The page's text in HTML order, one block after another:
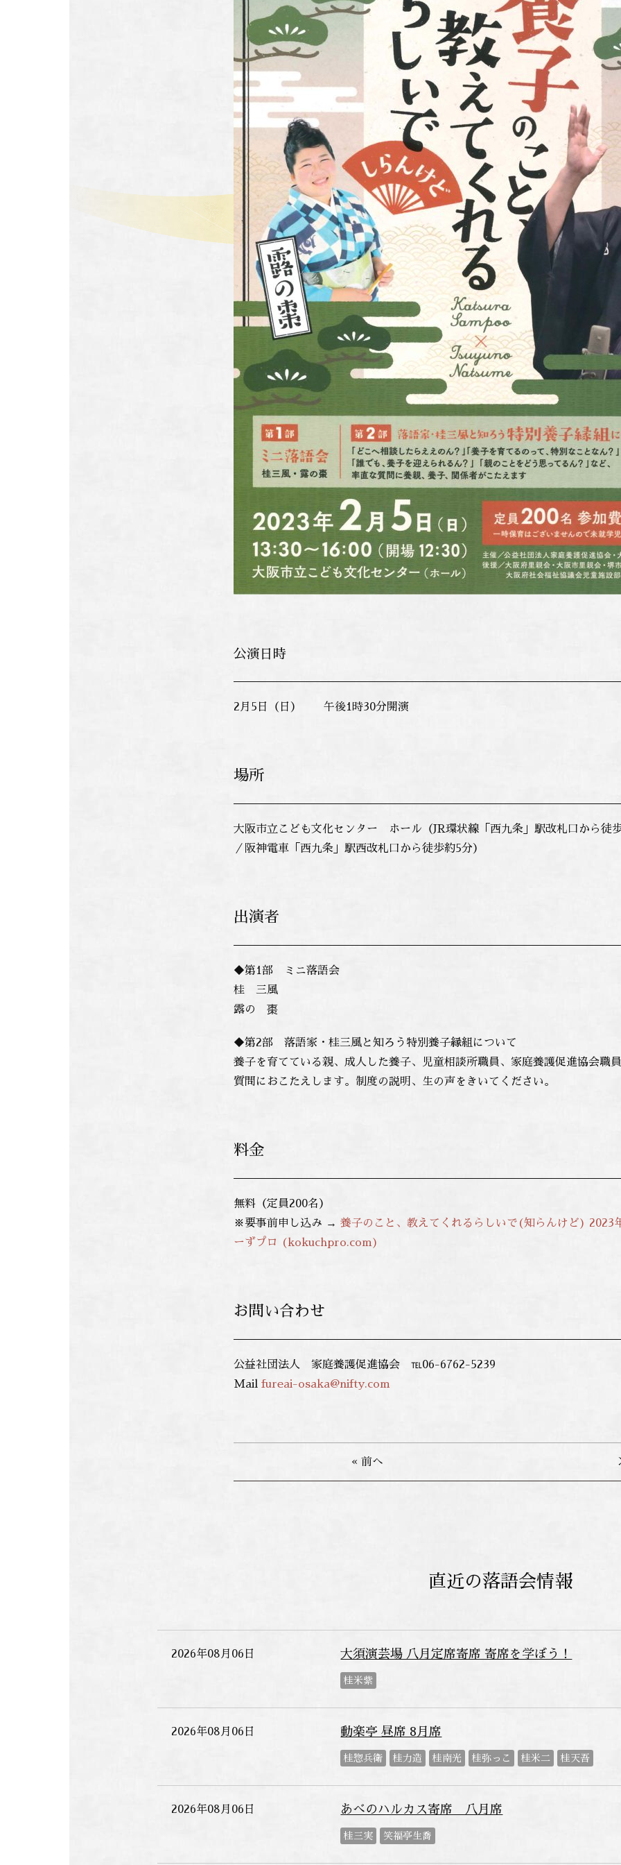
公演日時
2月5日（日） 午後1時30分開演
場所
大阪市立こども文化センター ホール（JR環状線「西九条」駅改札口から徒
／阪神電車「西九条」駅西改札口から徒歩約5分）
出演者
◆第1部 ミニ落語会
桂 三風
露の 棗
◆第2部 落語家・桂三風と知ろう特別養子縁組について
養子を育てている親、成人した養子、児童相談所職員、家庭養護促進協会職
質問におこたえします。制度の説明、生の声をきいてください。
料金
無料（定員200名）
※要事前申し込み → 養子のこと、教えてくれるらしいで(知らんけど) 2023
ーずプロ (kokuchpro.com)
お問い合わせ
公益社団法人 家庭養護促進協会 ℡06-6762-5239
Mail fureai-osaka@nifty.com
« 前へ
直近の落語会情報
2026年08月06日 大須演芸場 八月定席寄席 寄席を学ぼう！
桂米紫
2026年08月06日 動楽亭 昼席 8月席
桂惣兵衛 桂力造 桂南光 桂弥っこ 桂米二 桂天吾
2026年08月06日 あべのハルカス寄席 八月席
桂三実 笑福亭生喬